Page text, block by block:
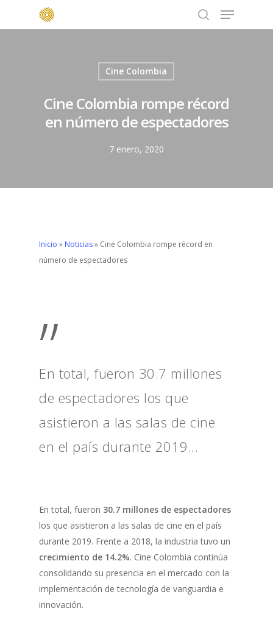
search
Menu
Cine Colombia
Cine Colombia rompe récord
en número de espectadores
7 enero, 2020
Inicio » Noticias» Cine Colombia rompe récord en
número de espectadores
”
En total, fueron 30.7 millones
de espectadores los que
asistieron a las salas de cine
en el país durante 2019...
En total, fueron 30.7 millones de espectadores
los que asistieron a las salas de cine en el país
durante 2019. Frente a 2018, la industria tuvo un
crecimiento de 14.2%. Cine Colombia continúa
consolidando su presencia en el mercado con la
implementación de tecnología de vanguardia e
innovación.